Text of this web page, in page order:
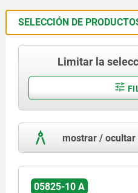
SELECCIÓN DE
Limitar la
mostrar / ocultar
05825-10 A